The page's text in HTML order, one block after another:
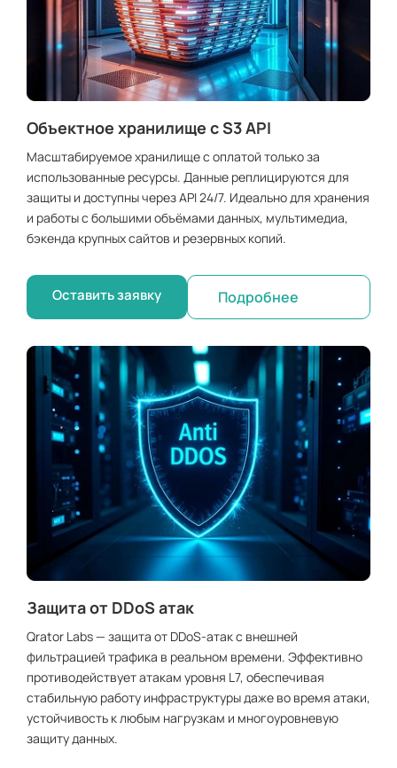
Объектное хранилище с S3 API
Масштабируемое хранилище с оплатой только за
использованные ресурсы. Данные реплицируются для
защиты и доступны через API 24/7. Идеально для хранения
и работы с большими объёмами данных, мультимедиа,
бэкенда крупных сайтов и резервных копий.
Оставить заявку Подробнее
Защита от DDoS атак
Qrator Labs — защита от DDoS-атак с внешней
фильтрацией трафика в реальном времени. Эффективно
противодействует атакам уровня L7, обеспечивая
стабильную работу инфраструктуры даже во время атаки,
устойчивость к любым нагрузкам и многоуровневую
защиту данных.